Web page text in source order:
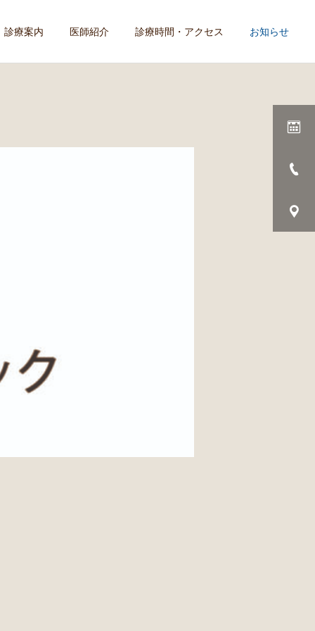
診療案内 医師紹介 診療時間・アクセス お知らせ